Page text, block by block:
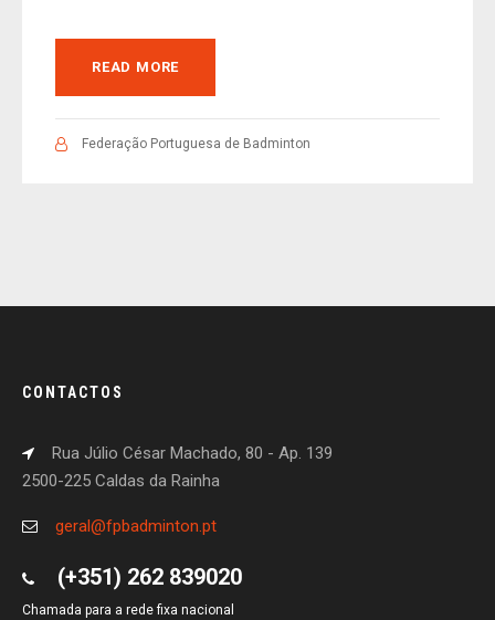
READ MORE
Federação Portuguesa de Badminton
CONTACTOS
Rua Júlio César Machado, 80 - Ap. 139
2500-225 Caldas da Rainha
geral@fpbadminton.pt
(+351) 262 839020
Chamada para a rede fixa nacional